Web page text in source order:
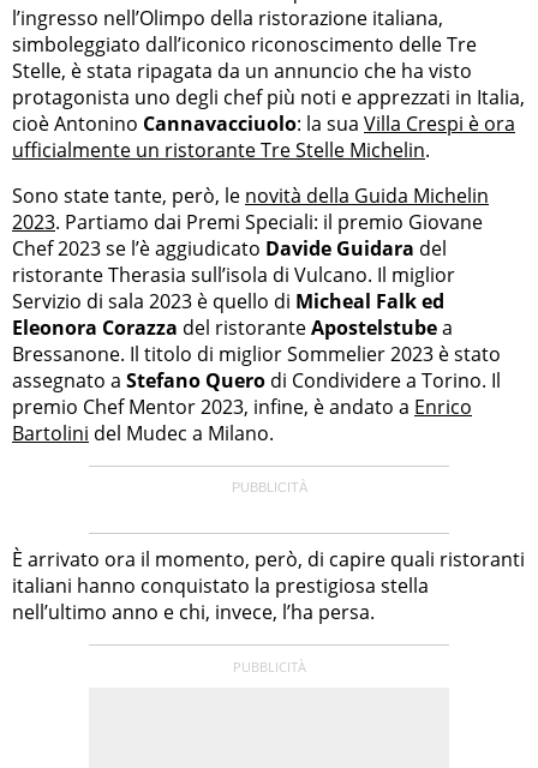
l’ingresso nell’Olimpo della ristorazione italiana,
simboleggiato dall’iconico riconoscimento delle Tre
Stelle, è stata ripagata da un annuncio che ha visto
protagonista uno degli chef più noti e apprezzati in Italia,
cioè Antonino Cannavacciuolo: la sua Villa Crespi è ora
ufficialmente un ristorante Tre Stelle Michelin.
Sono state tante, però, le novità della Guida Michelin
2023. Partiamo dai Premi Speciali: il premio Giovane
Chef 2023 se l’è aggiudicato Davide Guidara del
ristorante Therasia sull’isola di Vulcano. Il miglior
Servizio di sala 2023 è quello di Micheal Falk ed
Eleonora Corazza del ristoranteApostelstubea
Bressanone. Il titolo di miglior Sommelier 2023 è stato
assegnato a Stefano Quero di Condividere a Torino. Il
premio Chef Mentor 2023, infine, è andato a Enrico
Bartolini del Mudec a Milano.
È arrivato ora il momento, però, di capire quali ristoranti
italiani hanno conquistato la prestigiosa stella
nell’ultimo anno e chi, invece, l’ha persa.